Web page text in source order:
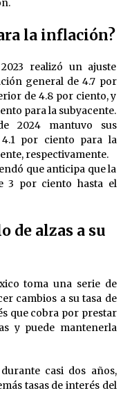
la inflación?
realizó un ajuste
general de 4.7 por
de 4.8 por ciento, y
para la subyacente.
2024 mantuvo sus
por ciento para la
respectivamente.
que anticipa que la
3 por ciento hasta el
de alzas a su
toma una serie de
cambios a su tasa de
que cobra por prestar
y puede mantenerla
casi dos años,
tasas de interés del